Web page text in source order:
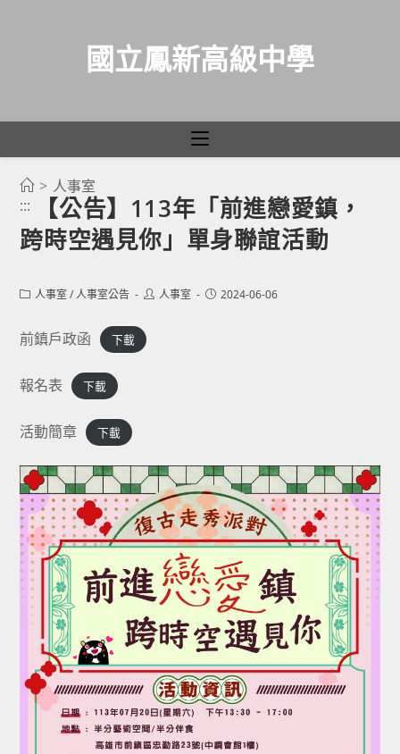
國立鳳新高級中學
> 人事室
:::
【公告】113年「前進戀愛鎮，
跨時空遇見你」單身聯誼活動
Post人事室 / 人事室公告
Post人事室
Post2024-06-06
前鎮戶政函 下載
報名表 下載
活動簡章 下載